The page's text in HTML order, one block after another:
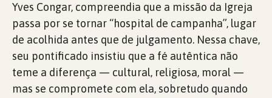
Yves Congar, compreendia que a missão da Igreja
passa por se tornar “hospital de campanha”, lugar
de acolhida antes que de julgamento. Nessa chave,
seu pontificado insistiu que a fé autêntica não
teme a diferença — cultural, religiosa, moral —
mas se compromete com ela, sobretudo quando